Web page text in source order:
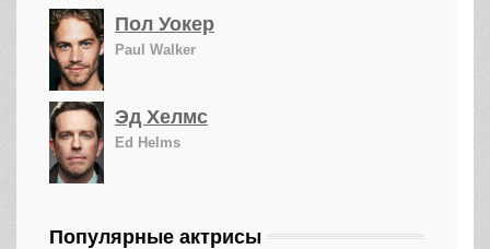
Пол Уокер
Paul Walker
Эд Хелмс
Ed Helms
Популярные актрисы